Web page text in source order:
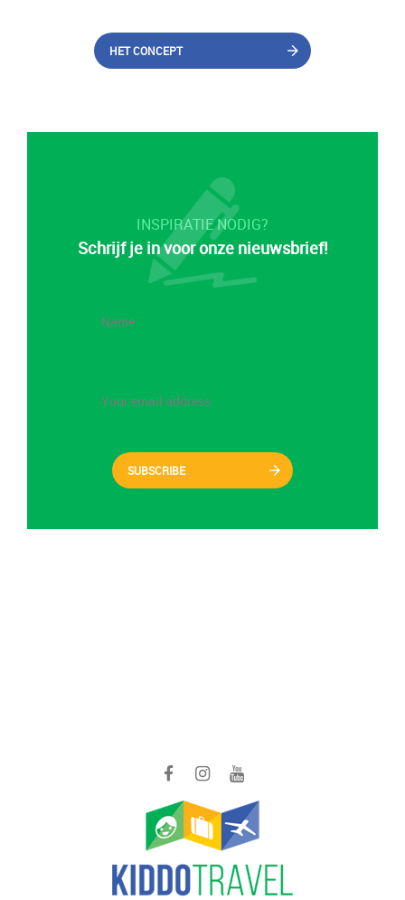
HET CONCEPT
INSPIRATIE NODIG?
Schrijf je in voor onze nieuwsbrief!
SUBSCRIBE